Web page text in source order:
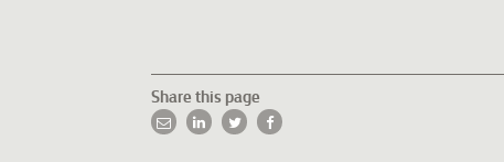
Share this page